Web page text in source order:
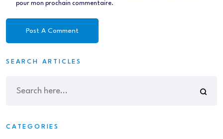
pour mon prochain commentaire.
SEARCH ARTICLES
CATEGORIES